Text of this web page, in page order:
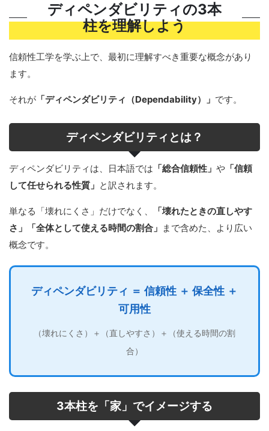
ディペンダビリティの3本
柱を理解しよう
信頼性工学を学ぶ上で、最初に理解すべき重要な概念があり
ます。
それが 「ディペンダビリティ（Dependability）」 です。
ディペンダビリティとは？
ディペンダビリティは、日本語では 「総合信頼性」 や 「信頼
して任せられる性質」 と訳されます。
単なる「壊れにくさ」だけでなく、
「壊れたときの直しやす
さ」「全体として使える時間の割合」 まで含めた、より広い
概念です。
ディペンダビリティ ＝ 信頼性 ＋ 保全性 ＋
可用性
（壊れにくさ）＋（直しやすさ）＋（使える時間の割
合）
3本柱を「家」でイメージする